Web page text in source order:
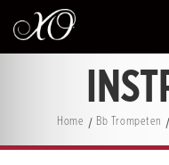
Home Bb Trompeten